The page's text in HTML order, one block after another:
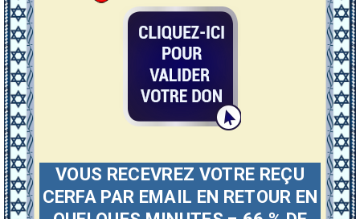
VOUS RECEVREZ VOTRE REÇU
CERFA PAR EMAIL EN RETOUR EN